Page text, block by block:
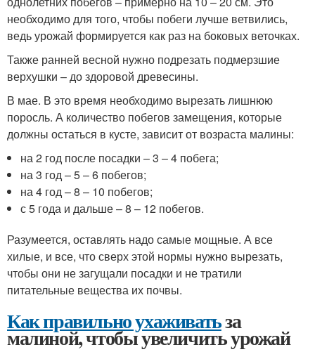
необходимо для того, чтобы побеги лучше ветвились,
ведь урожай формируется как раз на боковых веточках.
Также ранней весной нужно подрезать подмерзшие
верхушки – до здоровой древесины.
В мае. В это время необходимо вырезать лишнюю
поросль. А количество побегов замещения, которые
должны остаться в кусте, зависит от возраста малины:
на 2 год после посадки – 3 – 4 побега;
на 3 год – 5 – 6 побегов;
на 4 год – 8 – 10 побегов;
с 5 года и дальше – 8 – 12 побегов.
Разумеется, оставлять надо самые мощные. А все
хилые, и все, что сверх этой нормы нужно вырезать,
чтобы они не загущали посадки и не тратили
питательные вещества их почвы.
Как правильно ухаживатьза
малиной, чтобы увеличить урожай